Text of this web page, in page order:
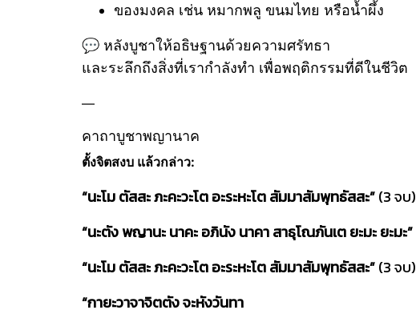
ของมงคล เช่น หมากพลู ขนมไทย หรือน้ำผึ้ง
💬 หลังบูชาให้อธิษฐานด้วยความศรัทธา
และระลึกถึงสิ่งที่เรากำลังทำ เพื่อพฤติกรรมที่ดีในชีวิต
—
คาถาบูชาพญานาค
ตั้งจิตสงบ แล้วกล่าว:
“นะโม ตัสสะ ภะคะวะโต อะระหะโต สัมมาสัมพุทธัสสะ”(3 จบ)
“นะตัง พญานะ นาคะ อภินัง นาคา สาธุโณภันเต ยะมะ ยะมะ”
“นะโม ตัสสะ ภะคะวะโต อะระหะโต สัมมาสัมพุทธัสสะ”(3 จบ)
“กายะวาจาจิตตัง จะหังวันทา